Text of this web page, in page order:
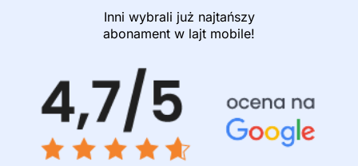
Inni wybrali już najtańszy
abonament w lajt mobile!